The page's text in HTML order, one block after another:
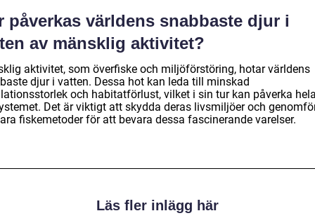
påverkas världens snabbaste djur i
av mänsklig aktivitet?
aktivitet, som överfiske och miljöförstöring, hotar världens
djur i vatten. Dessa hot kan leda till minskad
och habitatförlust, vilket i sin tur kan påverka
Det är viktigt att skydda deras livsmiljöer och
fiskemetoder för att bevara dessa fascinerande varelser.
Läs fler inlägg här